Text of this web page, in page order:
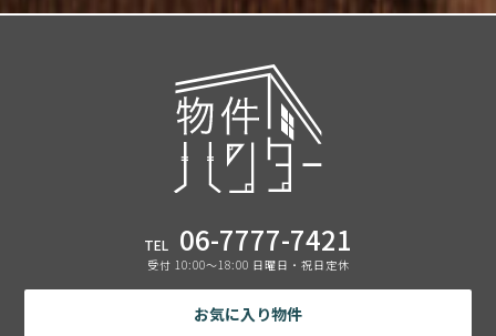
TEL 06-7777-7421
受付 10:00〜18:00 日曜日・祝日定休
お気に入り物件